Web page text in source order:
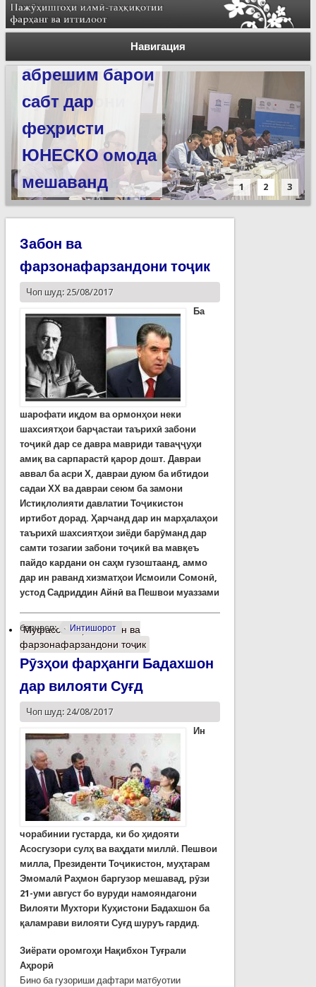
Навигация
Силсилаи
ёдгориҳои роҳи
абрешим барои
сабт дар
феҳристи
ЮНЕСКО омода
мешаванд
1 2 3
Забон ва
фарзонафарзандони тоҷик
Чоп шуд: 25/08/2017
Ба
шарофати иқдом ва ормонҳои неки
шахсиятҳои барҷастаи таърихӣ забони
тоҷикӣ дар се давра мавриди таваҷҷуҳи
амиқ ва сарпарастӣ қарор дошт. Давраи
аввал ба асри Х, давраи дуюм ба ибтидои
садаи ХХ ва давраи сеюм ба замони
Истиқлолияти давлатии Тоҷикистон
иртибот дорад. Ҳарчанд дар ин марҳалаҳои
таърихӣ шахсиятҳои зиёди барӯманд дар
самти тозагии забони тоҷикӣ ва мавқеъ
пайдо кардани он саҳм гузоштаанд, аммо
дар ин раванд хизматҳои Исмоили Сомонӣ,
устод Садриддин Айнӣ ва Пешвои муаззами
барчасп: Интишорот
Муфассалтаро Забон ва
фарзонафарзандони тоҷик
Рӯзҳои фарҳанги Бадахшон
дар вилояти Суғд
Чоп шуд: 24/08/2017
Ин
чорабинии густарда, ки бо ҳидояти
Асосгузори сулҳ ва ваҳдати миллӣ. Пешвои
милла, Президенти Тоҷикистон, муҳтарам
Эмомалӣ Раҳмон баргузор мешавад, рӯзи
21-уми август бо вуруди намояндагони
Вилояти Мухтори Куҳистони Бадахшон ба
қаламрави вилояти Суғд шуруъ гардид.
Зиёрати оромгоҳи Нақибхон Туғрали
Аҳрорӣ
Бино ба гузориши дафтари матбуотии